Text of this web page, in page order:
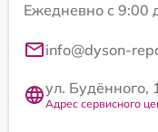
Ежедневно с 9:00
info@dyson-
ул. Будённого,
Адрес сервисного